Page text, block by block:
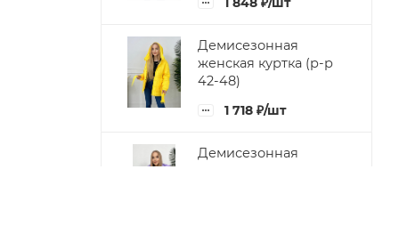
Демисезонная
женская куртка (р-р
42-48)
1 718 ₽/шт
Демисезонная